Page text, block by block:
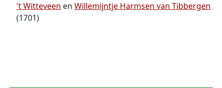
't Witteveen en Willemijntje Harmsen van Tibbergen
(1701)